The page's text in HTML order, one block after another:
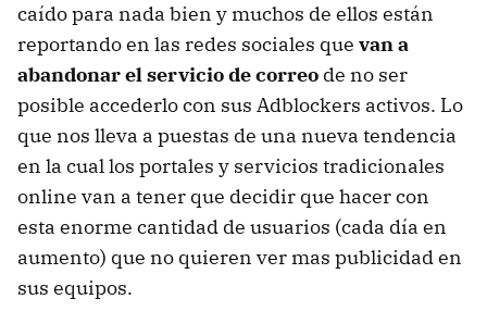
caído para nada bien y muchos de ellos están
reportando en las redes sociales que van a
abandonar el servicio de correo de no ser
posible accederlo con sus Adblockers activos. Lo
que nos lleva a puestas de una nueva tendencia
en la cual los portales y servicios tradicionales
online van a tener que decidir que hacer con
esta enorme cantidad de usuarios (cada día en
aumento) que no quieren ver mas publicidad en
sus equipos.